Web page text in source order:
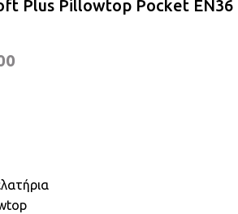
Plus Pillowtop Pocket EN36